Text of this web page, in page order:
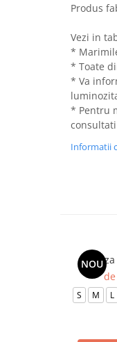
Produs
Vezi in
*
* Toate
* Va
* Pentru
Informatii
NOU
S M L